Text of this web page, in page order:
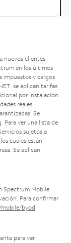
nuevos clientes
en los últimos
impuestos y cargos
se aplican tarifas
por instalación.
reales
Se
Para ver una lista de
sujetos a
cuales están
Se aplican
Spectrum Mobile.
Para confirmar
byod
para ver